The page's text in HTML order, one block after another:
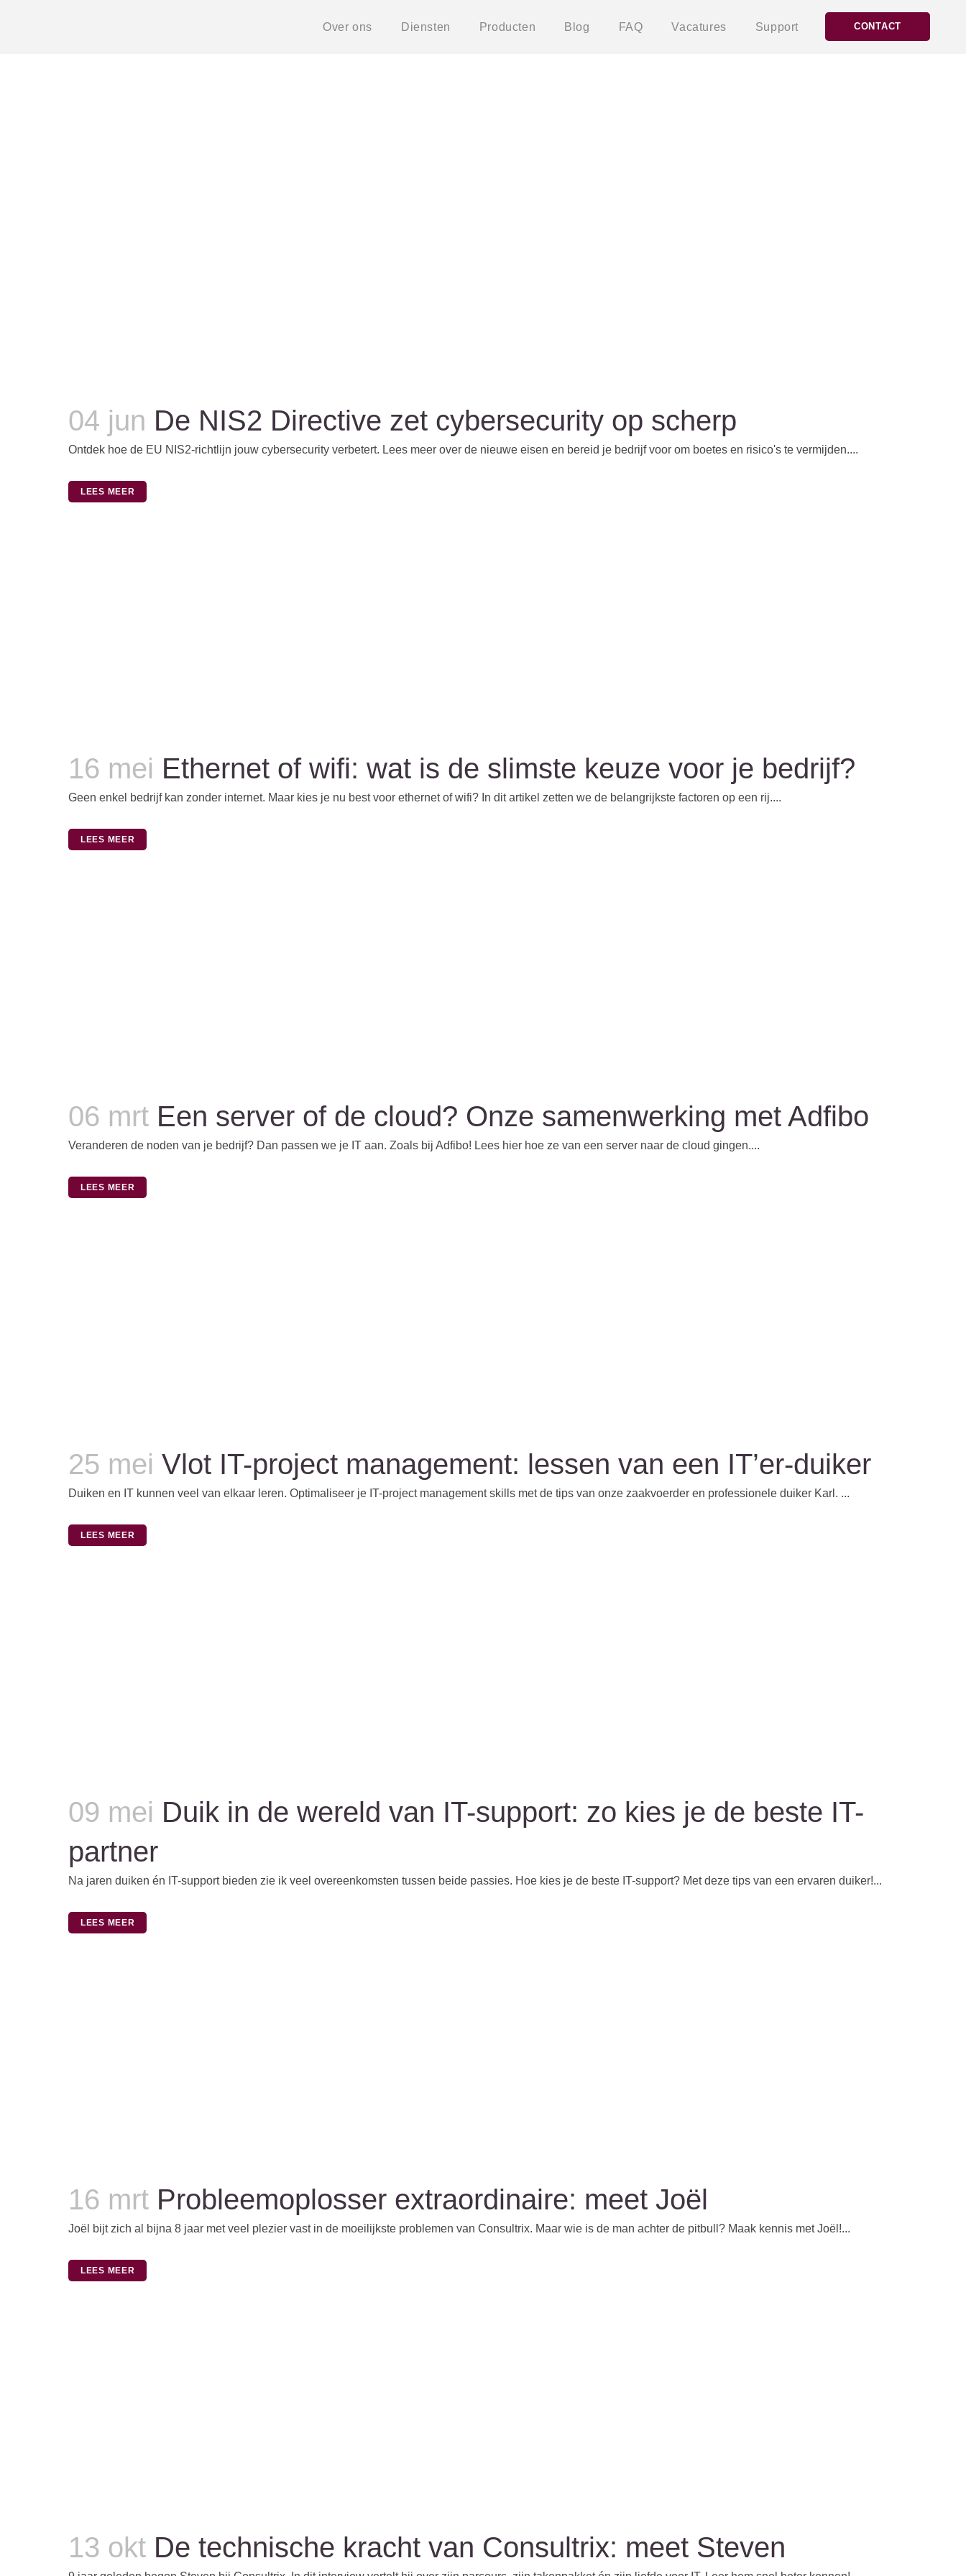
CONTACT
Over ons Diensten Producten Blog FAQ Vacatures Support
04 jun De NIS2 Directive zet cybersecurity op scherp
Ontdek hoe de EU NIS2-richtlijn jouw cybersecurity verbetert. Lees meer over de nieuwe eisen en bereid je bedrijf voor om boetes en risico's te vermijden....
LEES MEER
16 mei Ethernet of wifi: wat is de slimste keuze voor je bedrijf?
Geen enkel bedrijf kan zonder internet. Maar kies je nu best voor ethernet of wifi? In dit artikel zetten we de belangrijkste factoren op een rij....
LEES MEER
06 mrt Een server of de cloud? Onze samenwerking met Adfibo
Veranderen de noden van je bedrijf? Dan passen we je IT aan. Zoals bij Adfibo! Lees hier hoe ze van een server naar de cloud gingen....
LEES MEER
25 mei Vlot IT-project management: lessen van een IT’er-duiker
Duiken en IT kunnen veel van elkaar leren. Optimaliseer je IT-project management skills met de tips van onze zaakvoerder en professionele duiker Karl. ...
LEES MEER
09 mei Duik in de wereld van IT-support: zo kies je de beste IT-
partner
Na jaren duiken én IT-support bieden zie ik veel overeenkomsten tussen beide passies. Hoe kies je de beste IT-support? Met deze tips van een ervaren duiker!...
LEES MEER
16 mrt Probleemoplosser extraordinaire: meet Joël
Joël bijt zich al bijna 8 jaar met veel plezier vast in de moeilijkste problemen van Consultrix. Maar wie is de man achter de pitbull? Maak kennis met Joël!...
LEES MEER
13 okt De technische kracht van Consultrix: meet Steven